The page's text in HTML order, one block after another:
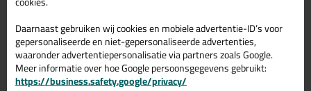
Soudal Fix All Flexi
290ml
Meest universele elastische
lijmkit!
Alles afdichten, lijmen en
monteren!
Daarnaast gebruiken wij cookies en mobiele advertentie-ID’s voor
gepersonaliseerde en niet-gepersonaliseerde advertenties,
waaronder advertentiepersonalisatie via partners zoals Google.
Meer informatie over hoe Google persoonsgegevens gebruikt:
https://business.safety.google/privacy/